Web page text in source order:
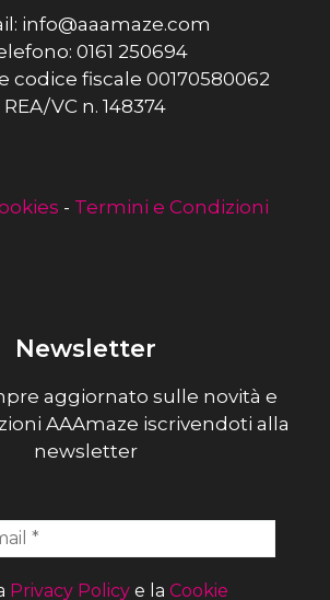
info@aaamaze.com
0161 250694
codice fiscale 00170580062
REA/VC n. 148374
- Termini e Condizioni
Newsletter
aggiornato sulle novità e
AAAmaze iscrivendoti alla
newsletter
Privacy Policy e la Cookie